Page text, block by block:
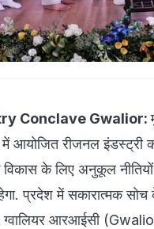
Conclave Gwalior:
में आयोजित रीजनल
विकास के लिए अनुकूल
प्रदेश में सकारात्मक
ग्वालियर आरआईसी